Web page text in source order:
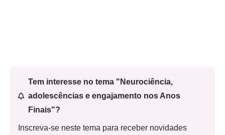
Tem interesse no tema "Neurociência,
adolescências e engajamento nos Anos
Finais"?
Inscreva-se neste tema para receber novidades